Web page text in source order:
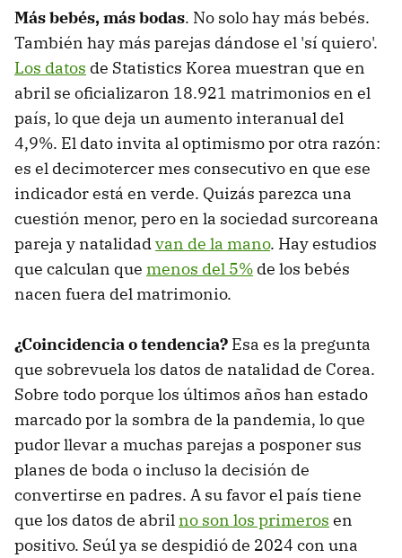
Más bebés, más bodas. No solo hay más bebés.
También hay más parejas dándose el 'sí quiero'.
Los datos de Statistics Korea muestran que en
abril se oficializaron 18.921 matrimonios en el
país, lo que deja un aumento interanual del
4,9%. El dato invita al optimismo por otra razón:
es el decimotercer mes consecutivo en que ese
indicador está en verde. Quizás parezca una
cuestión menor, pero en la sociedad surcoreana
pareja y natalidadvan de la mano. Hay estudios
que calculan que menos del 5% de los bebés
nacen fuera del matrimonio.
¿Coincidencia o tendencia? Esa es la pregunta
que sobrevuela los datos de natalidad de Corea.
Sobre todo porque los últimos años han estado
marcado por la sombra de la pandemia, lo que
pudor llevar a muchas parejas a posponer sus
planes de boda o incluso la decisión de
convertirse en padres. A su favor el país tiene
que los datos de abrilno son los primeros en
positivo. Seúl ya se despidió de 2024 con una